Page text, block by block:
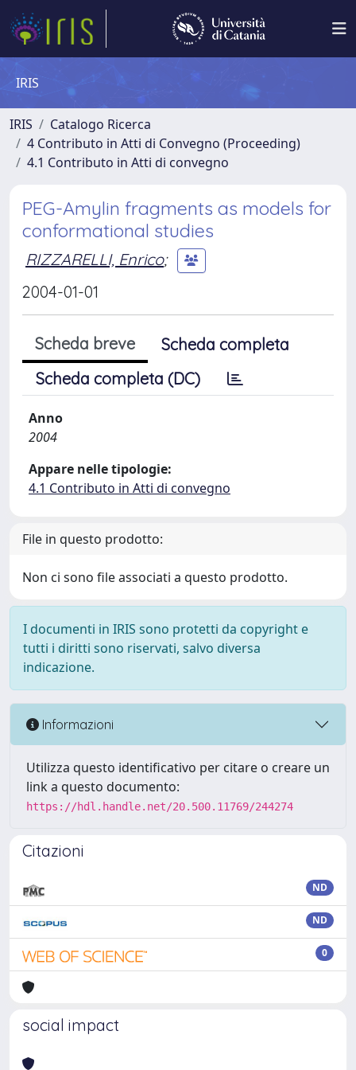
IRIS
IRIS
Catalogo Ricerca
4 Contributo in Atti di Convegno (Proceeding)
4.1 Contributo in Atti di convegno
PEG-Amylin fragments as models for
conformational studies
RIZZARELLI, Enrico;
2004-01-01
Scheda breve
Scheda completa
Scheda completa (DC)
Anno
2004
Appare nelle tipologie:
4.1 Contributo in Atti di convegno
File in questo prodotto:
Non ci sono file associati a questo prodotto.
I documenti in IRIS sono protetti da copyright e
tutti i diritti sono riservati, salvo diversa
indicazione.
Informazioni
Utilizza questo identificativo per citare o creare un
link a questo documento:
https://hdl.handle.net/20.500.11769/244274
Citazioni
ND
ND
0
social impact